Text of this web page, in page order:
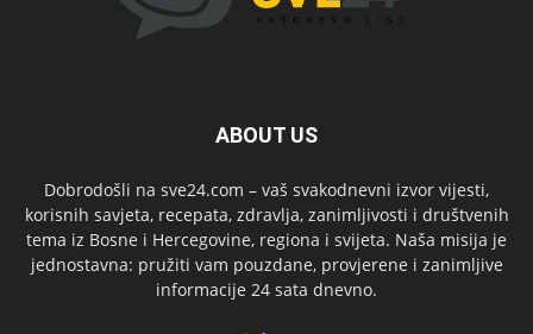
ABOUT US
Dobrodošli na sve24.com – vaš svakodnevni izvor vijesti,
korisnih savjeta, recepata, zdravlja, zanimljivosti i društvenih
tema iz Bosne i Hercegovine, regiona i svijeta. Naša misija je
jednostavna: pružiti vam pouzdane, provjerene i zanimljive
informacije 24 sata dnevno.